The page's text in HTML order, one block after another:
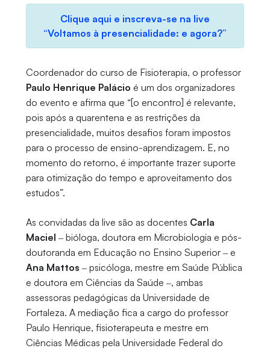
Clique aqui e inscreva-se na live
“Voltamos à presencialidade: e agora?”
Coordenador do curso de Fisioterapia, o professor
Paulo Henrique Palácio é um dos organizadores
do evento e afirma que “[o encontro] é relevante,
pois após a quarentena e as restrições da
presencialidade, muitos desafios foram impostos
para o processo de ensino-aprendizagem. E, no
momento do retorno, é importante trazer suporte
para otimização do tempo e aproveitamento dos
estudos”.
As convidadas da live são as docentes Carla
Maciel ‒ bióloga, doutora em Microbiologia e pós-
doutoranda em Educação no Ensino Superior ‒ e
Ana Mattos ‒ psicóloga, mestre em Saúde Pública
e doutora em Ciências da Saúde ‒, ambas
assessoras pedagógicas da Universidade de
Fortaleza. A mediação fica a cargo do professor
Paulo Henrique, fisioterapeuta e mestre em
Ciências Médicas pela Universidade Federal do